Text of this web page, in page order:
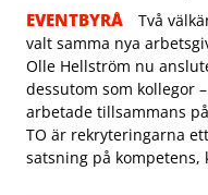
EVENTBYRÅ
Två
valt samma nya
Olle Hellström nu
dessutom som kollegor
arbetade tillsammans på
TO är rekryteringarna
satsning på